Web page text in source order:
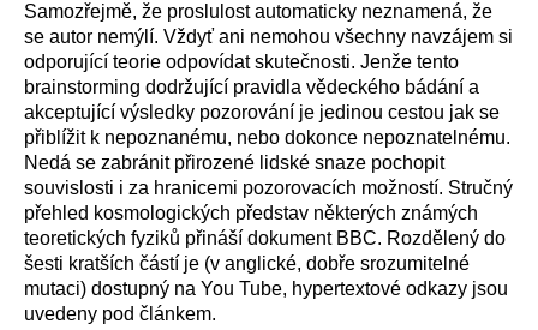
Samozřejmě, že proslulost automaticky neznamená, že
se autor nemýlí. Vždyť ani nemohou všechny navzájem si
odporující teorie odpovídat skutečnosti. Jenže tento
brainstorming dodržující pravidla vědeckého bádání a
akceptující výsledky pozorování je jedinou cestou jak se
přiblížit k nepoznanému, nebo dokonce nepoznatelnému.
Nedá se zabránit přirozené lidské snaze pochopit
souvislosti i za hranicemi pozorovacích možností. Stručný
přehled kosmologických představ některých známých
teoretických fyziků přináší dokument BBC. Rozdělený do
šesti kratších částí je (v anglické, dobře srozumitelné
mutaci) dostupný na You Tube, hypertextové odkazy jsou
uvedeny pod článkem.